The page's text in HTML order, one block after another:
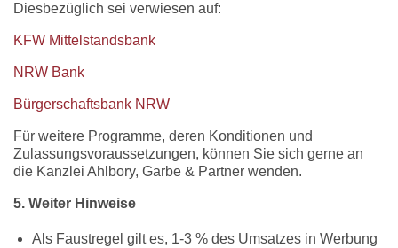
Diesbezüglich sei verwiesen auf:
KFW Mittelstandsbank
NRW Bank
Bürgerschaftsbank NRW
Für weitere Programme, deren Konditionen und
Zulassungsvoraussetzungen, können Sie sich gerne an
die Kanzlei Ahlbory, Garbe & Partner wenden.
5. Weiter Hinweise
Als Faustregel gilt es, 1-3 % des Umsatzes in Werbung